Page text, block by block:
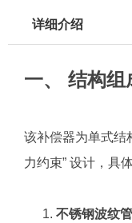
详细介绍
一、 结构组
该补偿器为单式结
力约束” 设计，具
不锈钢波纹管